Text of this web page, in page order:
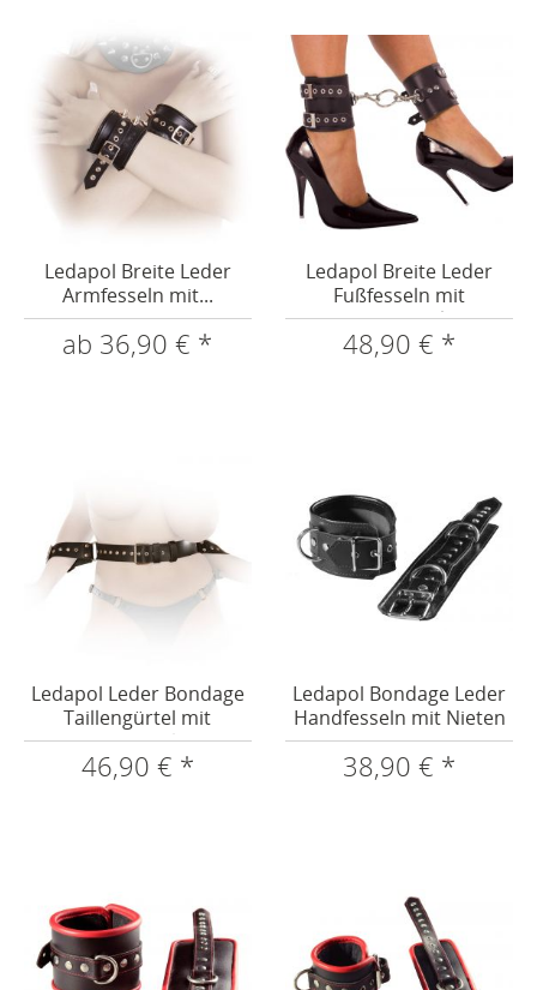
Ledapol Breite Leder
Armfesseln mit...
ab 36,90 € *
Ledapol Breite Leder
Fußfesseln mit
Karabinerhaken
48,90 € *
Ledapol Leder Bondage
Taillengürtel mit
Armfesseln
46,90 € *
Ledapol Bondage Leder
Handfesseln mit Nieten
38,90 € *